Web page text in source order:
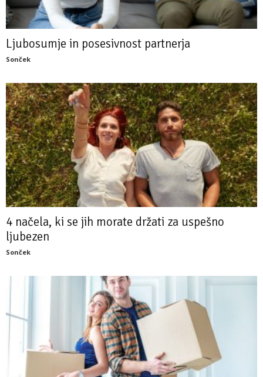
Ljubosumje in posesivnost partnerja
Sonček
4 načela, ki se jih morate držati za uspešno
ljubezen
Sonček